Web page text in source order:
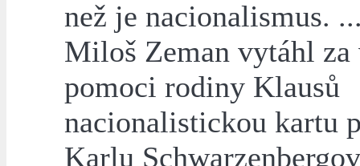
než je nacionalismus.
Miloš Zeman vytáhl za
pomoci rodiny Klausů
nacionalistickou kartu
Karlu